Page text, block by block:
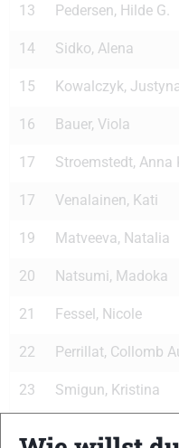
13 Pedersen, Hilde G.
14 Sidko, Alena
15 Kowalczyk,
16 Bauer, Viola
17 Stroemstedt, Anna
17 Venalainen, Kati
19 Matveeva, Natalia
20 Natsumi, Madoka
21 Fessel, Nicole
22 Perrillat, Collomb
23 Smigun, Kristina